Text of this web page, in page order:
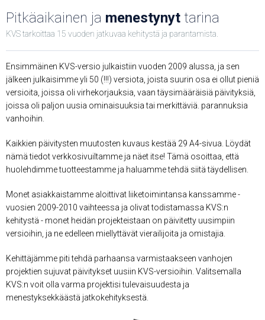
Pitkäaikainen ja menestynyt tarina
KVS tarkoittaa 15 vuoden jatkuvaa kehitystä ja parantamista.
Ensimmäinen KVS-versio julkaistiin vuoden 2009 alussa, ja sen
jälkeen julkaisimme yli 50 (!!!) versiota, joista suurin osa ei ollut pieniä
versioita, joissa oli virhekorjauksia, vaan täysimääräisiä päivityksiä,
joissa oli paljon uusia ominaisuuksia tai merkittäviä. parannuksia
vanhoihin.
Kaikkien päivitysten muutosten kuvaus kestää 29 A4-sivua. Löydät
nämä tiedot verkkosivuiltamme ja näet itse! Tämä osoittaa, että
huolehdimme tuotteestamme ja haluamme tehdä siitä täydellisen.
Monet asiakkaistamme aloittivat liiketoimintansa kanssamme -
vuosien 2009-2010 vaihteessa ja olivat todistamassa KVS:n
kehitystä - monet heidän projekteistaan ​​on päivitetty uusimpiin
versioihin, ja ne edelleen miellyttävät vierailijoita ja omistajia.
Kehittäjämme piti tehdä parhaansa varmistaakseen vanhojen
projektien sujuvat päivitykset uusiin KVS-versioihin. Valitsemalla
KVS:n voit olla varma projektisi tulevaisuudesta ja
menestyksekkäästä jatkokehityksestä.